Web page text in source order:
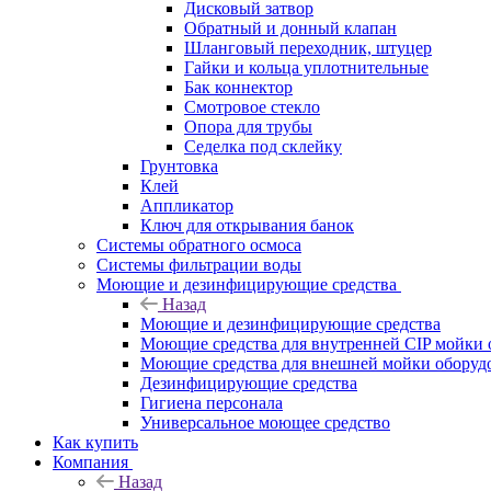
Дисковый затвор
Обратный и донный клапан
Шланговый переходник, штуцер
Гайки и кольца уплотнительные
Бак коннектор
Смотровое стекло
Опора для трубы
Седелка под склейку
Грунтовка
Клей
Аппликатор
Ключ для открывания банок
Системы обратного осмоса
Системы фильтрации воды
Моющие и дезинфицирующие средства
Назад
Моющие и дезинфицирующие средства
Моющие средства для внутренней CIP мойки
Моющие средства для внешней мойки
Дезинфицирующие средства
Гигиена персонала
Универсальное моющее средство
Как купить
Компания
Назад